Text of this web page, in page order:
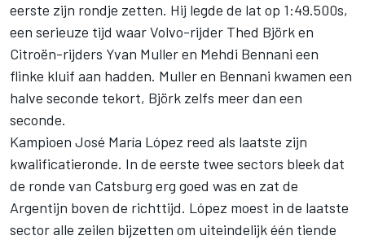
eerste zijn rondje zetten. Hij legde de lat op 1:49.500s,
een serieuze tijd waar Volvo-rijder Thed Björk en
Citroën-rijders Yvan Muller en Mehdi Bennani een
flinke kluif aan hadden. Muller en Bennani kwamen een
halve seconde tekort, Björk zelfs meer dan een
seconde.
Kampioen José María López reed als laatste zijn
kwalificatieronde. In de eerste twee sectors bleek dat
de ronde van Catsburg erg goed was en zat de
Argentijn boven de richttijd. López moest in de laatste
sector alle zeilen bijzetten om uiteindelijk één tiende